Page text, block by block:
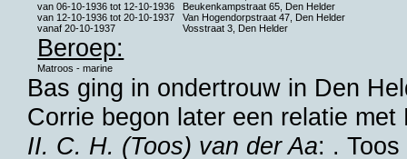
van06-10-1936 tot 12-10-1936
Beukenkampstraat 65, Den Helder
van 12-10-1936 tot20-10-1937
Van Hogendorpstraat 47, Den Helder
vanaf20-10-1937 Vosstraat 3, Den Helder
Beroep:
Matroos - marine
Bas ging in ondertrouw in Den
Corrie begon later een relatie met
II. C. H. (Toos) van der Aa: .